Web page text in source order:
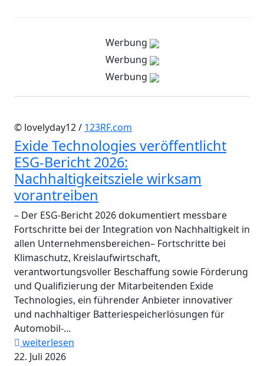
Werbung
Werbung
Werbung
© lovelyday12 / 123RF.com
Exide Technologies veröffentlicht
ESG-Bericht 2026:
Nachhaltigkeitsziele wirksam
vorantreiben
– Der ESG-Bericht 2026 dokumentiert messbare
Fortschritte bei der Integration von Nachhaltigkeit in
allen Unternehmensbereichen– Fortschritte bei
Klimaschutz, Kreislaufwirtschaft,
verantwortungsvoller Beschaffung sowie Förderung
und Qualifizierung der Mitarbeitenden Exide
Technologies, ein führender Anbieter innovativer
und nachhaltiger Batteriespeicherlösungen für
Automobil-...
weiterlesen
22. Juli 2026